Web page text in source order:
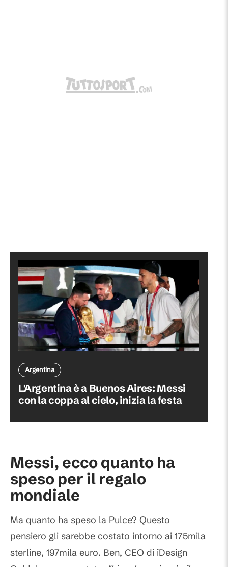
Argentina
L'Argentina è a Buenos Aires: Messi
con la coppa al cielo, inizia la festa
Messi, ecco quanto ha
speso per il regalo
mondiale
Ma quanto ha speso la Pulce? Questo
pensiero gli sarebbe costato intorno ai 175mila
sterline, 197mila euro. Ben, CEO di iDesign